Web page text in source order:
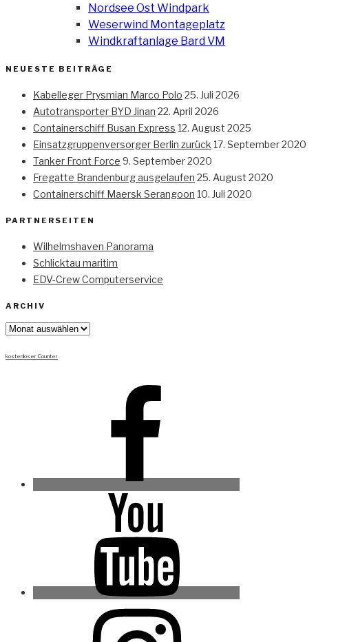
Nordsee Ost Windpark
Weserwind Montageplatz
Windkraftanlage Bard VM
NEUESTE BEITRÄGE
Kabelleger Prysmian Marco Polo 25. Juli 2026
Autotransporter BYD Jinan 22. April 2026
Containerschiff Busan Express 12. August 2025
Einsatzgruppenversorger Berlin zurück 17. September 2020
Tanker Front Force 9. September 2020
Fregatte Brandenburg ausgelaufen 25. August 2020
Containerschiff Maersk Serangoon 10. Juli 2020
PARTNERSEITEN
Wilhelmshaven Panorama
Schlicktau maritim
EDV-Crew Computerservice
ARCHIV
Archiv
kostenloser Counter